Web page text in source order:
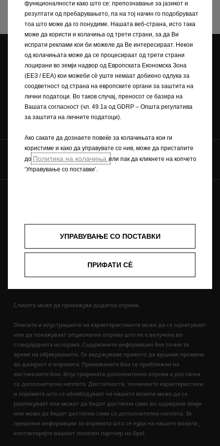
продажен советник.
Opel дилери
Tест Bозење
Побарајте понуда
Побарајте сервис
Брошури и
Комуницирајте со нас
Изјава за приватност
Рециклирање
Контакт
Технички информации
Согласност за колачиња
Сликата може да прикажува додатна опрема.
Описите и илустрациите на карактеристиките може да се однесуваат
или да покажуваат опционална опрема што не е вклучена во
стандардната испорака. Содржаните информации беа точни за
време на објавувањето. Го задржуваме правото да вршиме промени
во дизајнот и опремата. Прикажаните бои се приближни на
вистинските бои. Илустрираната дополнителна опрема е достапна
со дополнителна наплата. Достапноста, техничките карактеристики
и опремата што се обезбедуваат на нашите возила може да се
разликуваат или можат да бидат достапни само во одредени земји
или може да бидат достапни само со дополнителна наплата. За
прецизни информации за опремата што се нуди на нашите возила ,
контактирајте вашиот локален партнер на Opel.
функционалности како што се: препознавање за јазикот и
резултати од пребарувањето, па на тој начин го подобруваат
тоа што може да го понудиме. Нашата веб-страна, исто така
може да користи и колачиња од трети страни, за да Ви
испрати реклами кои би можеле да Ве интересираат. Некои
од колачињата може да се процесираат од трети страни
лоцирани во земји надвор од Европската Економска Зона
(ЕЕЗ / EEA) кои можеби сѐ уште немаат добиено одлука за
соодветност од страна на европските органи за заштита на
лични податоци. Во таков случај, преносот се базира на
Вашата согласност (чл. 49.1а од GDRP – Општа регулатива
за заштита на личните податоци).
Ако сакате да дознаете повеќе за колачињата кои ги
користиме и како да управувате со нив, може да пристапите
до Политика на колачиња или пак да кликнете на копчето
‘Управување со поставки’.
УПРАВУВАЊЕ СО ПОСТАВКИ
ПРИФАТИ СÈ